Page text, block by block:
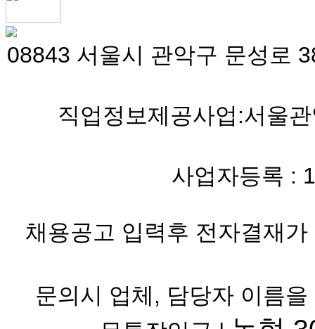
08843 서울시 관악구 문성로
직업정보제공사업:서울
사업자등록 :
채용공고 입력후 전자결재
문의시 업체, 담당자 이름